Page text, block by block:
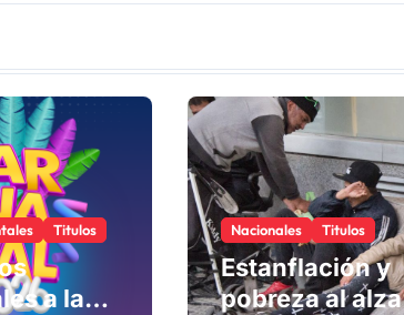
Titulos
a la
Nacionales Titulos
Estanflación y
pobreza al alza